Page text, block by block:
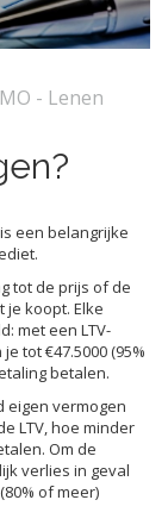
- Lenen
een belangrijke
tot de prijs of de
koopt. Elke
met een LTV-
tot €47.5000 (95%
betalen.
eigen vermogen
LTV, hoe minder
Om de
verlies in geval
of meer)